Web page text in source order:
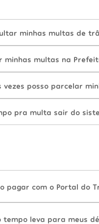
minhas multas de
minhas multas na
vezes posso parcelar
pra multa sair do
pagar com o Portal do
tempo leva para meus